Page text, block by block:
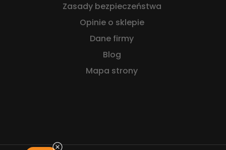
Zasady bezpieczeństwa
Opinie o sklepie
Dane firmy
Blog
Mapa strony